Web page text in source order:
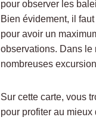
pour observer les
Bien évidement, il
pour avoir un
observations. Dans le
nombreuses
Sur cette carte, vous
pour profiter au mieux